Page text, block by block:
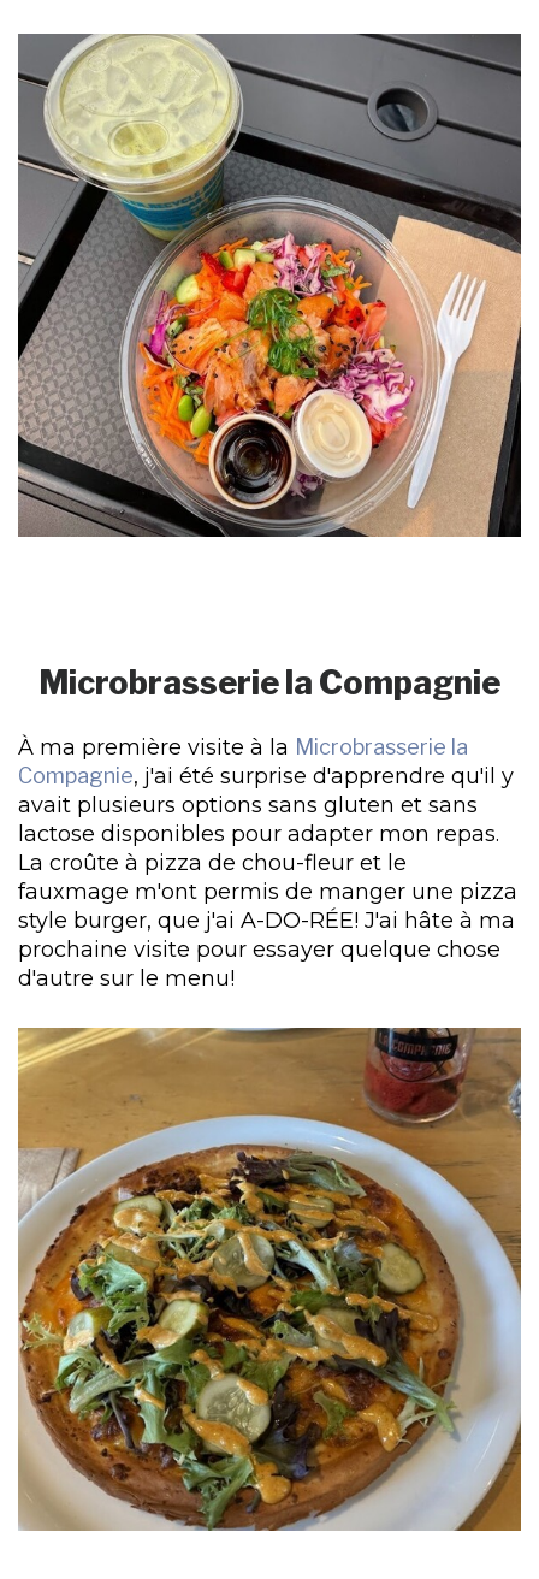
Microbrasserie la Compagnie
À ma première visite à la Microbrasserie la
Compagnie, j'ai été surprise d'apprendre qu'il y
avait plusieurs options sans gluten et sans
lactose disponibles pour adapter mon repas.
La croûte à pizza de chou-fleur et le
fauxmage m'ont permis de manger une pizza
style burger, que j'ai A-DO-RÉE! J'ai hâte à ma
prochaine visite pour essayer quelque chose
d'autre sur le menu!